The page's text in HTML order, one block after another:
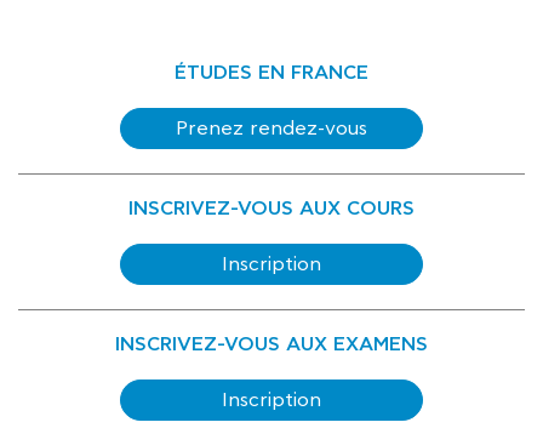
ÉTUDES EN FRANCE
Prenez rendez-vous
INSCRIVEZ-VOUS AUX COURS
Inscription
INSCRIVEZ-VOUS AUX EXAMENS
Inscription